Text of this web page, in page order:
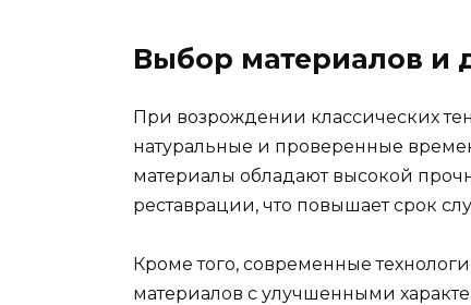
Выбор материалов и
При возрождении классических
натуральные и проверенные
материалы обладают высокой
реставрации, что повышает срок
Кроме того, современные
материалов с улучшенными